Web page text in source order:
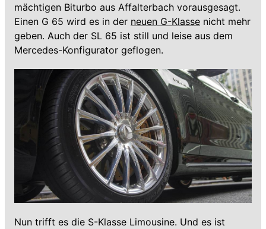
mächtigen Biturbo aus Affalterbach vorausgesagt.
Einen G 65 wird es in der neuen G-Klasse nicht mehr
geben. Auch der SL 65 ist still und leise aus dem
Mercedes-Konfigurator geflogen.
Nun trifft es die S-Klasse Limousine. Und es ist